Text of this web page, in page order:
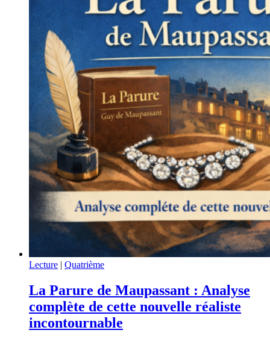
Lecture | Quatrième
La Parure de Maupassant : Analyse
complète de cette nouvelle réaliste
incontournable